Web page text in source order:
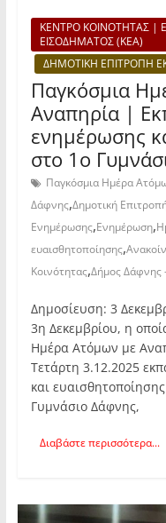
ΚΕΝΤΡΟ ΚΟΙΝΟΤΗΤΑΣ |
ΕΙΣΟΔΗΜΑΤΟΣ (ΚΕΑ)
ΔΗΜΟΤΙΚΗ ΕΠΙΤΡΟΠΗ
Παγκόσμια
Αναπηρία |
ενημέρωσης
στο 1ο
Παγκόσμια Ημέρα
Δάφνης,Δημοτική
Ενημέρωσης,Ενημέρωση,
ευαισθητοποίησης,
Κοινότητας,Δήμος Δάφνης
Δημοσίευση: 3
3η Δεκεμβρίου, η
Ημέρα Ατόμων με
Τετάρτη 3.12.2025
και
Γυμνάσιο Δάφνης,
Διαβάστε περισσότερα...